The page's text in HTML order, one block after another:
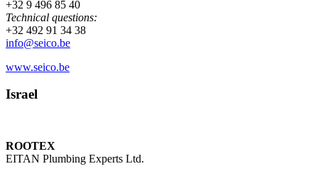
+32 9 496 85 40
Technical questions:
+32 492 91 34 38
info@seico.be
www.seico.be
Israel
ROOTEX
EITAN Plumbing Experts Ltd.